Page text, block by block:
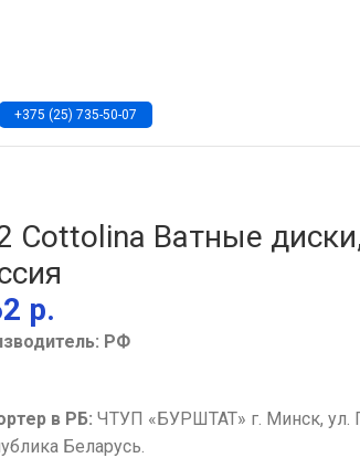
+375 (25) 735-50-07
Cottolina Ватные
р.
РФ
в РБ:ЧТУП «БУРШТАТ» г. Минск, ул.
Беларусь.